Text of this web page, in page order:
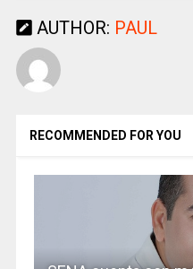
AUTHOR: PAUL
RECOMMENDED FOR YOU